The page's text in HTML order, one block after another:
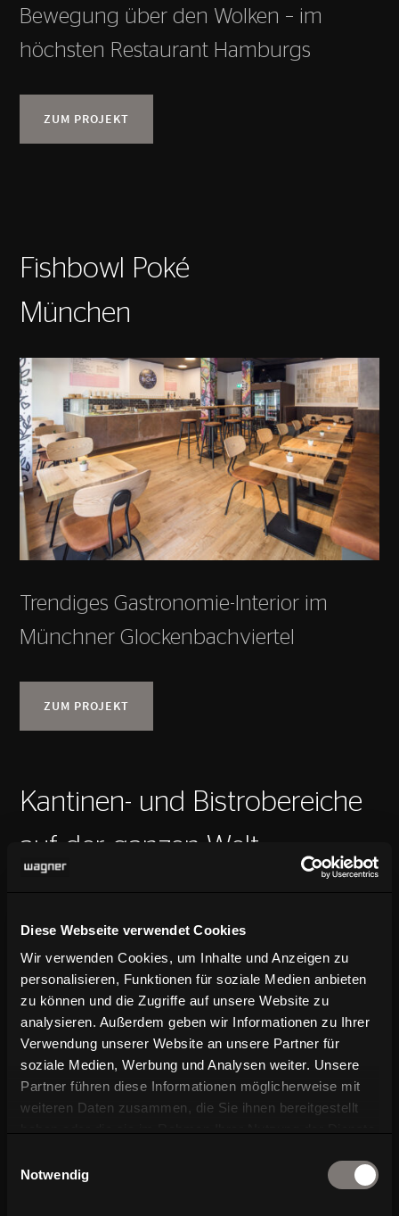
Diese Webseite verwendet Cookies
Wir verwenden Cookies, um Inhalte und Anzeigen zu
personalisieren, Funktionen für soziale Medien anbieten
zu können und die Zugriffe auf unsere Website zu
analysieren. Außerdem geben wir Informationen zu Ihrer
Verwendung unserer Website an unsere Partner für
soziale Medien, Werbung und Analysen weiter. Unsere
Partner führen diese Informationen möglicherweise mit
weiteren Daten zusammen, die Sie ihnen bereitgestellt
Notwendig
Bewegung über den Wolken – im
höchsten Restaurant Hamburgs
ZUM PROJEKT
Fishbowl Poké
München
Trendiges Gastronomie-Interior im
Münchner Glockenbachviertel
ZUM PROJEKT
Kantinen- und Bistrobereiche
auf der ganzen Welt
kombiniert mit trendigem Design